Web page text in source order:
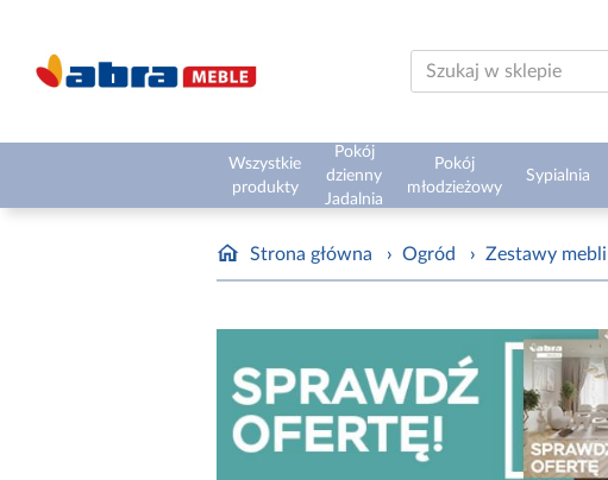
Wszystkie
produkty
Pokój
dzienny
Jadalnia
Pokój
młodzieżowy
Sypialnia
Strona główna › Ogród › Zestawy